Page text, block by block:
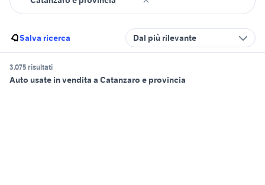
Salva ricerca Dal più rilevante
3.075 risultati
Auto usate in vendita a Catanzaro e provincia